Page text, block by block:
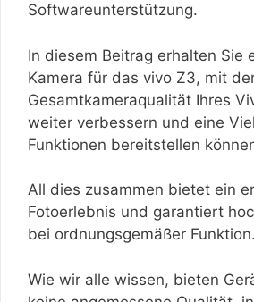
Softwareunterstützung.
In diesem Beitrag erhalten Sie
Kamera für das vivo Z3, mit
Gesamtkameraqualität Ihres
weiter verbessern und eine
Funktionen bereitstellen
All dies zusammen bietet ein
Fotoerlebnis und garantiert
bei ordnungsgemäßer Funktion.
Wie wir alle wissen, bieten